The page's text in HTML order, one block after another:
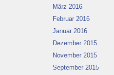
März 2016
Februar 2016
Januar 2016
Dezember 2015
November 2015
September 2015